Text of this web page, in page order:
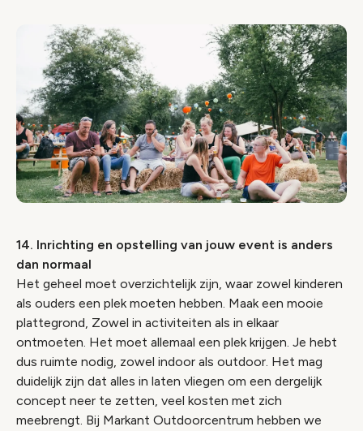
14. Inrichting en opstelling van jouw event is anders
dan normaal
Het geheel moet overzichtelijk zijn, waar zowel kinderen
als ouders een plek moeten hebben. Maak een mooie
plattegrond, Zowel in activiteiten als in elkaar
ontmoeten. Het moet allemaal een plek krijgen. Je hebt
dus ruimte nodig, zowel indoor als outdoor. Het mag
duidelijk zijn dat alles in laten vliegen om een dergelijk
concept neer te zetten, veel kosten met zich
meebrengt. Bij Markant Outdoorcentrum hebben we